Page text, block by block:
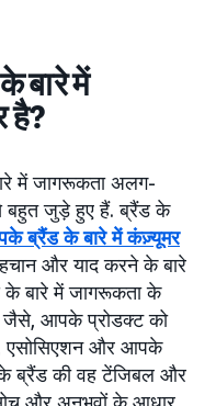
बारे में
है?
में जागरूकता अलग-
बहुत जुड़े हुए हैं. ब्रैंड के
ब्रैंड के बारे में कंज़्यूमर
और याद करने के बारे
के बारे में जागरूकता के
जैसे, आपके प्रोडक्ट को
एसोसिएशन और आपके
ब्रैंड की वह टेंजिबल और